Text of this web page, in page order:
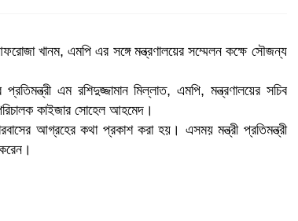
খানম, এমপি এর সঙ্গে মন্ত্রণালয়ের সম্মেলন কক্ষে সৌজন্য
এম রশিদুজ্জামান মিল্লাত, এমপি, মন্ত্রণালয়ের সচিব
কাইজার সোহেল আহমেদ।
আগ্রহের কথা প্রকাশ করা হয়। এসময় মন্ত্রী প্রতিমন্ত্রী